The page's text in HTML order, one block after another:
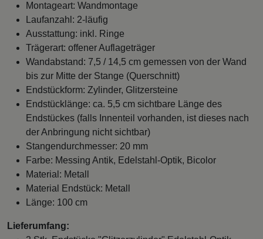
Montageart: Wandmontage
Laufanzahl: 2-läufig
Ausstattung: inkl. Ringe
Trägerart: offener Auflageträger
Wandabstand: 7,5 / 14,5 cm gemessen von der Wand
bis zur Mitte der Stange (Querschnitt)
Endstückform: Zylinder, Glitzersteine
Endstücklänge: ca. 5,5 cm sichtbare Länge des
Endstückes (falls Innenteil vorhanden, ist dieses nach
der Anbringung nicht sichtbar)
Stangendurchmesser: 20 mm
Farbe: Messing Antik, Edelstahl-Optik, Bicolor
Material: Metall
Material Endstück: Metall
Länge: 100 cm
Lieferumfang: